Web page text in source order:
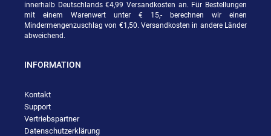
innerhalb Deutschlands €4,99 Versandkosten an. Für Bestellungen
mit einem Warenwert unter € 15,- berechnen wir einen
Mindermengenzuschlag von €1,50. Versandkosten in andere Länder
abweichend.
INFORMATION
Kontakt
Support
Vertriebspartner
Datenschutzerklärung